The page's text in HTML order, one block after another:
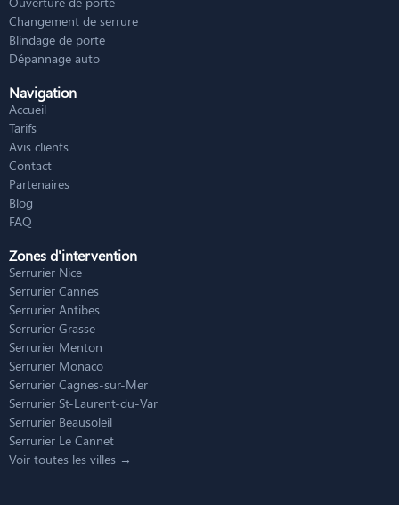
Changement de serrure
Blindage de porte
Dépannage auto
Navigation
Accueil
Tarifs
Avis clients
Contact
Partenaires
Blog
FAQ
Zones d'intervention
Serrurier Nice
Serrurier Cannes
Serrurier Antibes
Serrurier Grasse
Serrurier Menton
Serrurier Monaco
Serrurier Cagnes-sur-Mer
Serrurier St-Laurent-du-Var
Serrurier Beausoleil
Serrurier Le Cannet
Voir toutes les villes →